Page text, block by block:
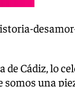
de Cádiz, lo
somos una